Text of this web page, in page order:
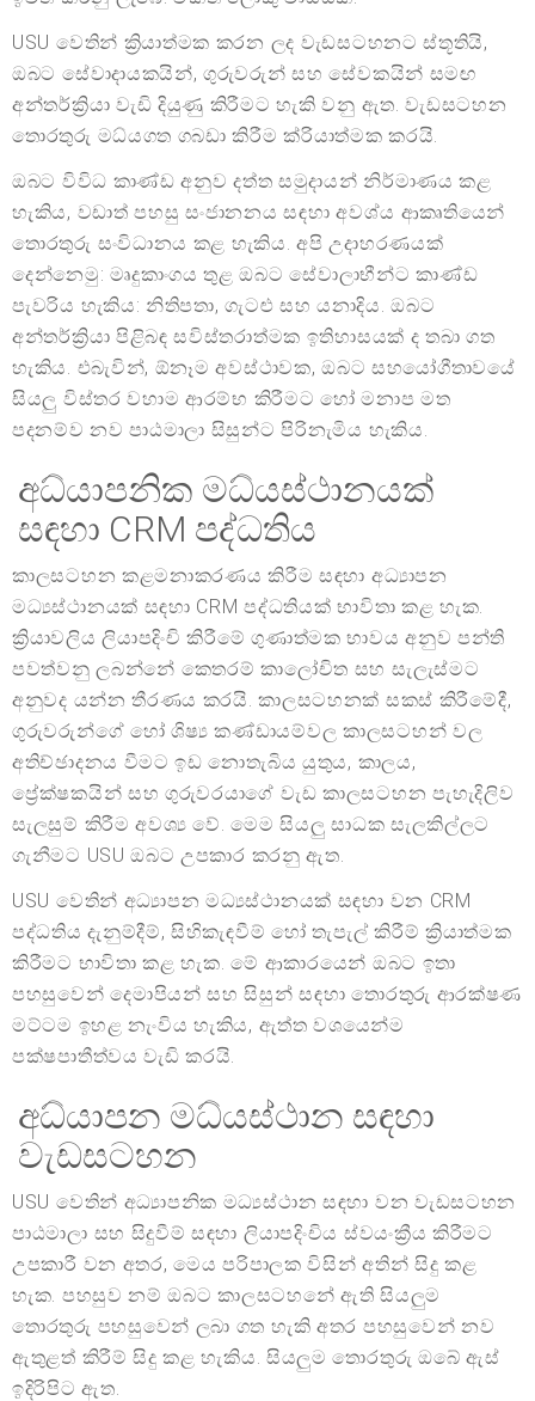
USU වෙතින් ක්‍රියාත්මක කරන ලද වැඩසටහනට ස්තූතියි,
ඔබට සේවාදායකයින්, ගුරුවරුන් සහ සේවකයින් සමඟ
අන්තර්ක්‍රියා වැඩි දියුණු කිරීමට හැකි වනු ඇත. වැඩසටහන
තොරතුරු මධ්යගත ගබඩා කිරීම ක්රියාත්මක කරයි.
ඔබට විවිධ කාණ්ඩ අනුව දත්ත සමුදායන් නිර්මාණය කළ
හැකිය, වඩාත් පහසු සංජානනය සඳහා අවශ්ය ආකෘතියෙන්
තොරතුරු සංවිධානය කළ හැකිය. අපි උදාහරණයක්
දෙන්නෙමු: මෘදුකාංගය තුළ ඔබට සේවාලාභීන්ට කාණ්ඩ
පැවරිය හැකිය: නිතිපතා, ගැටළු සහ යනාදිය. ඔබට
අන්තර්ක්‍රියා පිළිබඳ සවිස්තරාත්මක ඉතිහාසයක් ද තබා ගත
හැකිය. එබැවින්, ඕනෑම අවස්ථාවක, ඔබට සහයෝගීතාවයේ
සියලු විස්තර වහාම ආරම්භ කිරීමට හෝ මනාප මත
පදනම්ව නව පාඨමාලා සිසුන්ට පිරිනැමිය හැකිය.
අධ්යාපනික මධ්යස්ථානයක්
සඳහා CRM පද්ධතිය
කාලසටහන කළමනාකරණය කිරීම සඳහා අධ්‍යාපන
මධ්‍යස්ථානයක් සඳහා CRM පද්ධතියක් භාවිතා කළ හැක.
ක්‍රියාවලිය ලියාපදිංචි කිරීමේ ගුණාත්මක භාවය අනුව පන්ති
පවත්වනු ලබන්නේ කෙතරම් කාලෝචිත සහ සැලැස්මට
අනුවද යන්න තීරණය කරයි. කාලසටහනක් සකස් කිරීමේදී,
ගුරුවරුන්ගේ හෝ ශිෂ්‍ය කණ්ඩායම්වල කාලසටහන් වල
අතිච්ඡාදනය වීමට ඉඩ නොතැබිය යුතුය, කාලය,
ප්‍රේක්ෂකයින් සහ ගුරුවරයාගේ වැඩ කාලසටහන පැහැදිලිව
සැලසුම් කිරීම අවශ්‍ය වේ. මෙම සියලු සාධක සැලකිල්ලට
ගැනීමට USU ඔබට උපකාර කරනු ඇත.
USU වෙතින් අධ්‍යාපන මධ්‍යස්ථානයක් සඳහා වන CRM
පද්ධතිය දැනුම්දීම්, සිහිකැඳවීම් හෝ තැපැල් කිරීම් ක්‍රියාත්මක
කිරීමට භාවිතා කළ හැක. මේ ආකාරයෙන් ඔබට ඉතා
පහසුවෙන් දෙමාපියන් සහ සිසුන් සඳහා තොරතුරු ආරක්ෂණ
මට්ටම ඉහළ නැංවිය හැකිය, ඇත්ත වශයෙන්ම
පක්ෂපාතීත්වය වැඩි කරයි.
අධ්යාපන මධ්යස්ථාන සඳහා
වැඩසටහන
USU වෙතින් අධ්‍යාපනික මධ්‍යස්ථාන සඳහා වන වැඩසටහන
පාඨමාලා සහ සිදුවීම් සඳහා ලියාපදිංචිය ස්වයංක්‍රීය කිරීමට
උපකාරී වන අතර, මෙය පරිපාලක විසින් අතින් සිදු කළ
හැක. පහසුව නම් ඔබට කාලසටහනේ ඇති සියලුම
තොරතුරු පහසුවෙන් ලබා ගත හැකි අතර පහසුවෙන් නව
ඇතුළත් කිරීම් සිදු කළ හැකිය. සියලුම තොරතුරු ඔබේ ඇස්
ඉදිරිපිට ඇත.